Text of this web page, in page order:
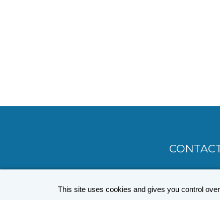
MENU
This site uses cookies and gives you control